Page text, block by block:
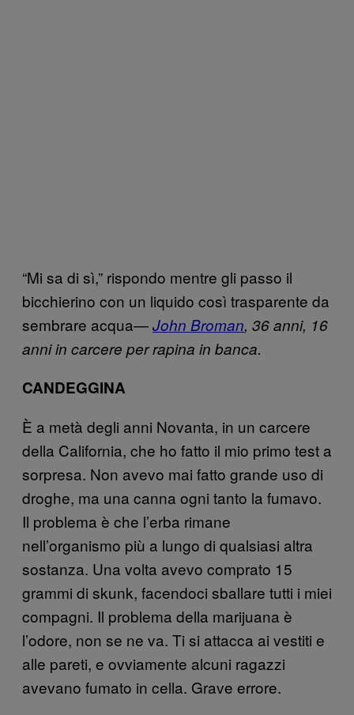
“Mi sa di sì,” rispondo mentre gli passo il
bicchierino con un liquido così trasparente da
sembrare acqua—John Broman, 36 anni, 16
anni in carcere per rapina in banca.
CANDEGGINA
È a metà degli anni Novanta, in un carcere
della California, che ho fatto il mio primo test a
sorpresa. Non avevo mai fatto grande uso di
droghe, ma una canna ogni tanto la fumavo.
Il problema è che l’erba rimane
nell’organismo più a lungo di qualsiasi altra
sostanza. Una volta avevo comprato 15
grammi di skunk, facendoci sballare tutti i miei
compagni. Il problema della marijuana è
l’odore, non se ne va. Ti si attacca ai vestiti e
alle pareti, e ovviamente alcuni ragazzi
avevano fumato in cella. Grave errore.